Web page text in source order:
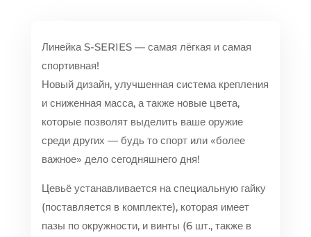
Линейка S-SERIES — самая лёгкая и самая
спортивная!
Новый дизайн, улучшенная система крепления
и сниженная масса, а также новые цвета,
которые позволят выделить ваше оружие
среди других — будь то спорт или «более
важное» дело сегодняшнего дня!
Цевьё устанавливается на специальную гайку
(поставляется в комплекте), которая имеет
пазы по окружности, и винты (6 шт., также в